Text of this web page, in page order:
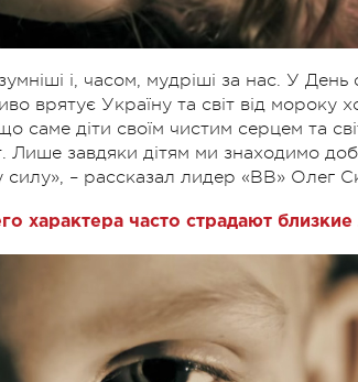
і, часом, мудріші за нас. У День
врятує Україну та світ від мороку
саме діти своїм чистим серцем та
Лише завдяки дітям ми знаходимо
– рассказал лидер «ВВ» Олег
характера часто страдают